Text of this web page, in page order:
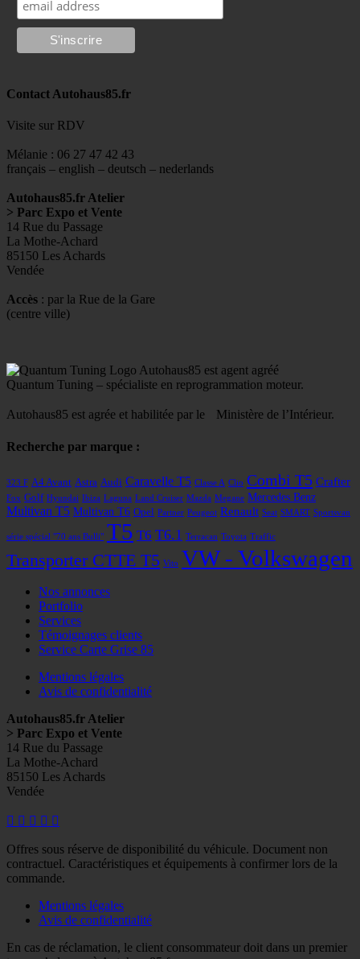
Contact Autohaus85.fr
Visite sur RDV
Mélanie : 06 27 47 42 43
français – english – deutsch – nederlands
Autohaus85.fr Atelier
> Parc Expo et Vente
14 Rue du Passage
La Mothe-Achard
85150 Les Achards
Vendée
Accès : par la Rue de la Gare
(centre ville)
Autohaus85 est agent agréé
Quantum Tuning – spécialiste en reprogrammation moteur.
Autohaus85 est agrée et habilitée par le Ministère de l’Intérieur.
Recherche par marque :
323 F A4 Avant Astra Audi Caravelle T5 Classe A Clio Combi T5 Crafter
Fox Golf Hyundai Ibiza Laguna Land Cruiser Mazda Megane Mercedes Benz
Multivan T5 Multivan T6 Opel Partner Peugeot Renault Seat SMART Sportsvan
série spécial "70 ans Bulli" T5 T6 T6.1 Terracan Toyota Traffic
Transporter CTTE T5 Vito VW - Volkswagen
Nos annonces
Portfolio
Services
Témoignages clients
Service Carte Grise 85
Mentions légales
Avis de confidentialité
Autohaus85.fr Atelier
> Parc Expo et Vente
14 Rue du Passage
La Mothe-Achard
85150 Les Achards
Vendée
Facebook
Googleplus
E- Instagram
Offres sous réserve de disponibilité du véhicule. Document non
contractuel. Caractéristiques et équipements à confirmer lors de la
commande.
Mentions légales
Avis de confidentialité
En cas de réclamation, le client consommateur doit dans un premier